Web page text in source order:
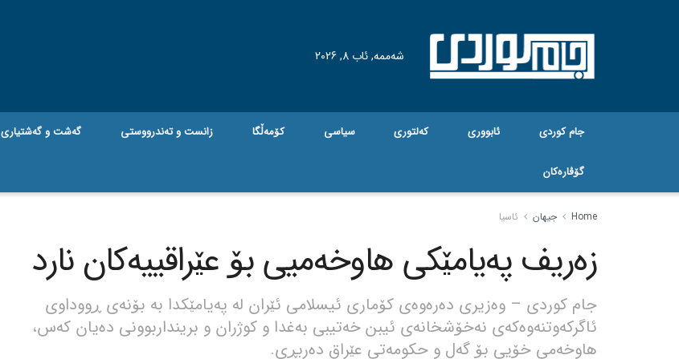
شەممە, ئاب 8, 2026
جام کوردی ئابووری کەلتوری سیاسی کۆمەڵگا زانست و تەندرووستی گه‌شت و گه‌شتیاری
گۆڤاره‌کان
Home جیهان ئاسیا
زەریف پەیامێکی هاوخەمیی بۆ عێراقییەکان نارد
جام کوردی – وەزیری دەرەوەی کۆماری ئیسلامی ئێران لە پەیامێکدا بە بۆنەی ڕووداوی
ئاگرکەوتنەوەکەی نەخۆشخانەی ئیبن خەتیبی بەغدا و کوژران و برینداربوونی دەیان کەس،
هاوخەمی خۆیی بۆ گەل و حکومەتی عێراق دەربڕی.